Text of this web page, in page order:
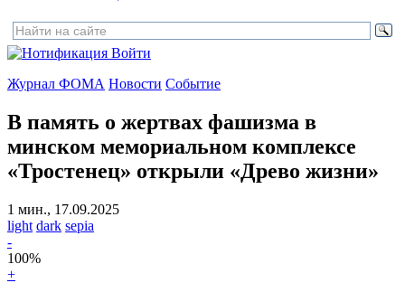
Войти
Журнал ФОМА Новости Событие
В память о жертвах фашизма в
минском мемориальном комплексе
«Тростенец» открыли «Древо жизни»
1 мин., 17.09.2025
light dark sepia
-
100%
+